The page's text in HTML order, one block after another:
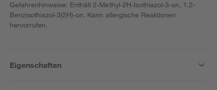
Gefahrenhinweise: Enthält 2-Methyl-2H-Isothiazol-3-on, 1,2-
Benzisothiazol-3(2H)-on. Kann allergische Reaktionen
hervorrufen.
Eigenschaften